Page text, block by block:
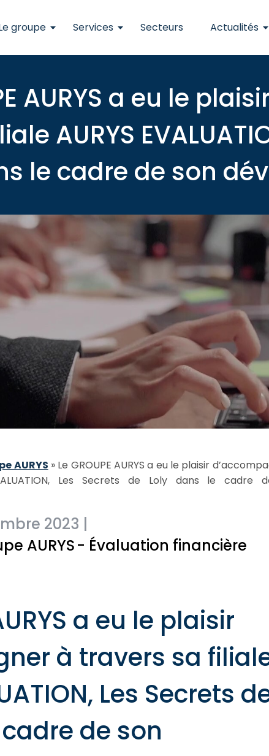
groupe Services Secteurs Actualités
AURYS a eu le
AURYS
le cadre de son
AURYS » Le GROUPE AURYS a eu le plaisir
Les Secrets de Loly dans le cadre
2023 |
AURYS- Évaluation financière
a eu le plaisir
à travers sa
Les Secrets
de son